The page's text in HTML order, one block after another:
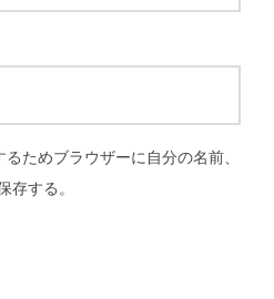
ためブラウザーに自分の名前、
存する。